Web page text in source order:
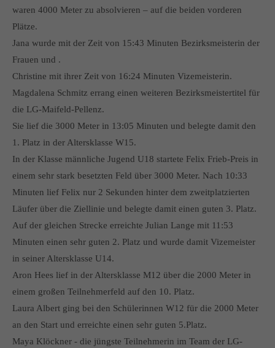
waren 4000 Meter zu absolvieren – auf die beiden vorderen
Plätze.
Jana wurde mit der Zeit von 15:43 Minuten Bezirksmeisterin der
Frauen und .
Christine mit ihrer Zeit von 16:24 Minuten Vizemeisterin.
Magdalena Schmitz errang einen weiteren Bezirksmeistertitel für
die LG-Maifeld-Pellenz.
Sie lief die 3000 Meter in 13:05 Minuten und belegte damit den
1. Platz in der Altersklasse W15.
In der Klasse männliche Jugend U18 startete Felix Frieb-Preis in
einem sehr stark besetzten Feld über 3000 Meter. Nach 10:33
Minuten lief Felix nur 2 Sekunden hinter dem zweitplatzierten
Läufer über die Ziellinie und belegte damit einen guten 3. Platz.
Auf der gleichen Strecke erreichte Julian Lange mit 11:53
Minuten einen sehr guten 2. Platz und wurde damit Vizemeister
in seiner Altersklasse U14.
Aron Hees lief in der Altersklasse M12 über die 2000 Meter in
einem großen Teilnehmerfeld auf den 10. Platz.
Laura Albert ging bei den Schülerinnen W12 für die 2000 Meter
an den Start und erreichte einen sehr guten 5.Platz.
Maya Klöckner - die jüngste Teilnehmerin im Team der LG-